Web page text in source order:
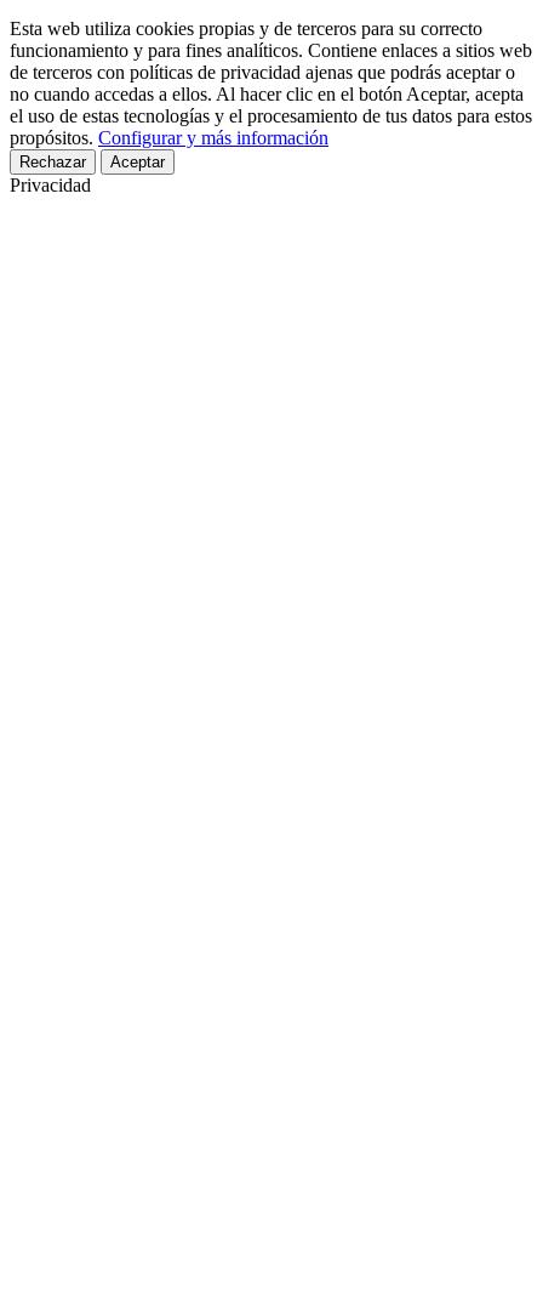
Esta web utiliza cookies propias y de terceros para su correcto
funcionamiento y para fines analíticos. Contiene enlaces a sitios web
de terceros con políticas de privacidad ajenas que podrás aceptar o
no cuando accedas a ellos. Al hacer clic en el botón Aceptar, acepta
el uso de estas tecnologías y el procesamiento de tus datos para estos
propósitos. Configurar y más información
Rechazar Aceptar
Privacidad